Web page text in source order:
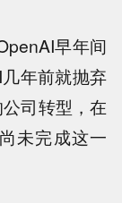
早年间
年前就抛弃
司转型，在
未完成这一